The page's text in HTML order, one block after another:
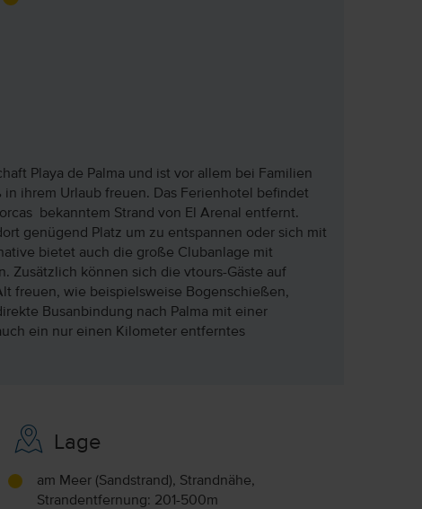
Playa de Palma und ist vor allem bei Familien
ihrem Urlaub freuen. Das Ferienhotel befindet
bekanntem Strand von El Arenal entfernt.
genügend Platz um zu entspannen oder sich mit
bietet auch die große Clubanlage mit
Zusätzlich können sich die vtours-Gäste auf
freuen, wie beispielsweise Bogenschießen,
Busanbindung nach Palma mit einer
ein nur einen Kilometer entferntes
Lage
am Meer (Sandstrand), Strandnähe,
Strandentfernung: 201-500m